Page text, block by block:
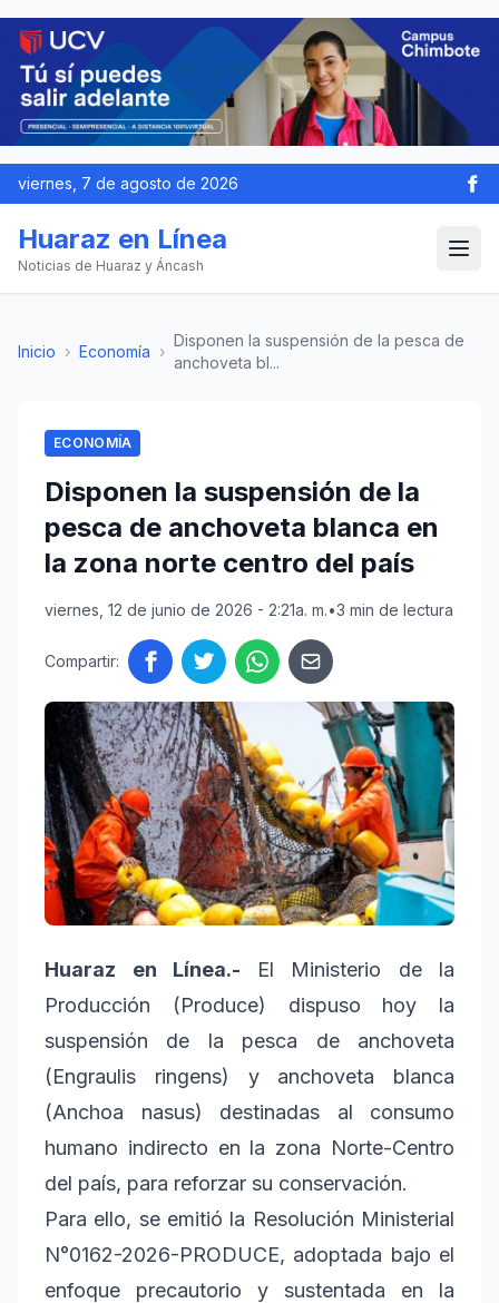
viernes, 7 de agosto de 2026
Huaraz en Línea
Noticias de Huaraz y Áncash
Inicio › Economía ›
Disponen la suspensión de la pesca de
anchoveta bl...
ECONOMÍA
Disponen la suspensión de la
pesca de anchoveta blanca en
la zona norte centro del país
viernes, 12 de junio de 2026 - 2:21a. m.•3 min de lectura
Compartir:
Huaraz en Línea.-
El Ministerio de la
Producción (Produce) dispuso hoy la
suspensión de la pesca de anchoveta
(Engraulis ringens) y anchoveta blanca
(Anchoa nasus) destinadas al consumo
humano indirecto en la zona Norte-Centro
del país, para reforzar su conservación.
Para ello, se emitió la Resolución Ministerial
N°0162-2026-PRODUCE, adoptada bajo el
enfoque precautorio y sustentada en la